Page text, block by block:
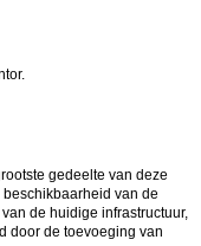
gedeelte van deze
van de
de huidige infrastructuur,
door de toevoeging van